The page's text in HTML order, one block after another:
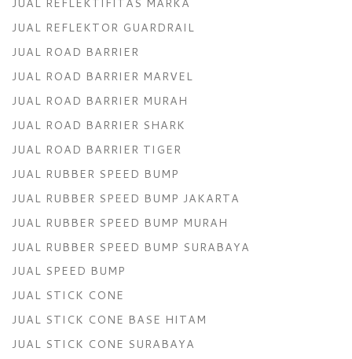
JUAL REFLEKTOR GUARDRAIL
JUAL ROAD BARRIER
JUAL ROAD BARRIER MARVEL
JUAL ROAD BARRIER MURAH
JUAL ROAD BARRIER SHARK
JUAL ROAD BARRIER TIGER
JUAL RUBBER SPEED BUMP
JUAL RUBBER SPEED BUMP JAKARTA
JUAL RUBBER SPEED BUMP MURAH
JUAL RUBBER SPEED BUMP SURABAYA
JUAL SPEED BUMP
JUAL STICK CONE
JUAL STICK CONE BASE HITAM
JUAL STICK CONE SURABAYA